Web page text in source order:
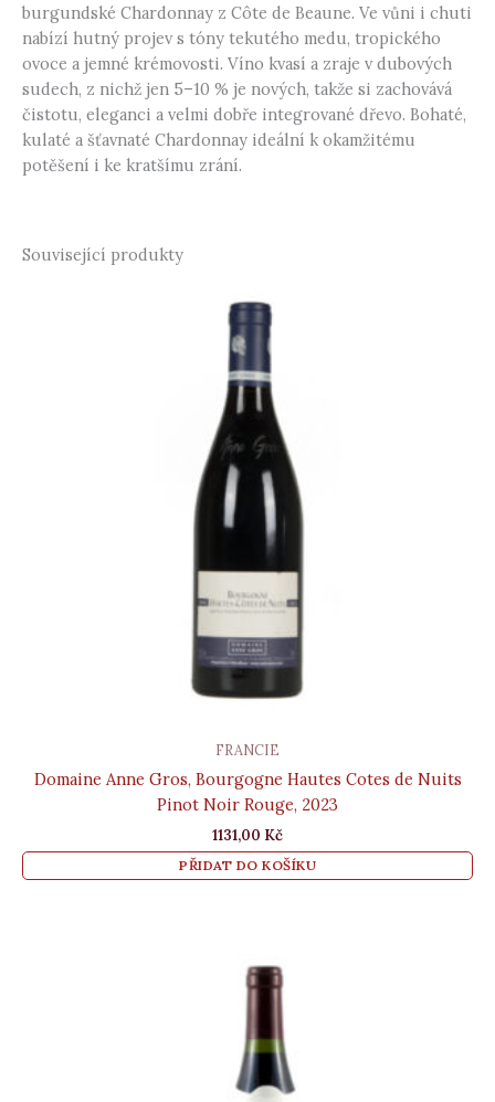
burgundské Chardonnay z Côte de Beaune. Ve vůni i chuti
nabízí hutný projev s tóny tekutého medu, tropického
ovoce a jemné krémovosti. Víno kvasí a zraje v dubových
sudech, z nichž jen 5–10 % je nových, takže si zachovává
čistotu, eleganci a velmi dobře integrované dřevo. Bohaté,
kulaté a šťavnaté Chardonnay ideální k okamžitému
potěšení i ke kratšímu zrání.
Související produkty
FRANCIE
Domaine Anne Gros, Bourgogne Hautes Cotes de Nuits
Pinot Noir Rouge, 2023
1131,00 Kč
PŘIDAT DO KOŠÍKU